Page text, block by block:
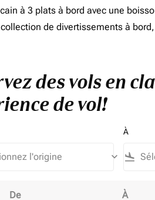
à 3 plats à bord avec une
de divertissements à
des vols en
de vol!
keyboard_arrow_down
À
flight_land
De À